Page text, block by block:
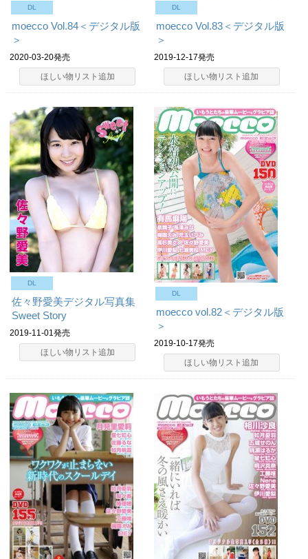
DL
moecco Vol.84＜デジタル版
＞
2020-03-20発売
ほしい物リスト追加
DL
moecco Vol.83＜デジタル版
＞
2019-12-17発売
ほしい物リスト追加
DL
佐々野愛美デジタル写真集
Sweet Story
2019-11-01発売
ほしい物リスト追加
DL
moecco vol.82＜デジタル版
＞
2019-10-17発売
ほしい物リスト追加